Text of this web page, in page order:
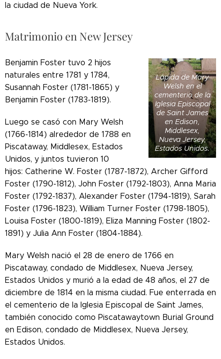
la ciudad de Nueva York.
Matrimonio en New Jersey
Lápida de Mary
Welsh en el
cementerio de la
Iglesia Episcopal
de Saint James
en Edison,
Middlesex,
Nueva Jersey,
Estados Unidos.
Benjamin Foster tuvo 2 hijos
naturales entre 1781 y 1784,
Susannah Foster (1781-1865) y
Benjamin Foster (1783-1819).
Luego se casó con Mary Welsh
(1766-1814) alrededor de 1788 en
Piscataway, Middlesex, Estados
Unidos, y juntos tuvieron 10
hijos: Catherine W. Foster (1787-1872), Archer Gifford
Foster (1790-1812), John Foster (1792-1803), Anna Maria
Foster (1792-1837), Alexander Foster (1794-1819), Sarah
Foster (1796-1823), William Turner Foster (1798-1805),
Louisa Foster (1800-1819), Eliza Manning Foster (1802-
1891) y Julia Ann Foster (1804-1884).
Mary Welsh nació el 28 de enero de 1766 en
Piscataway, condado de Middlesex, Nueva Jersey,
Estados Unidos y murió a la edad de 48 años, el 27 de
diciembre de 1814 en la misma ciudad. Fue enterrada en
el cementerio de la Iglesia Episcopal de Saint James,
también conocido como Piscatawaytown Burial Ground
en Edison, condado de Middlesex, Nueva Jersey,
Estados Unidos.